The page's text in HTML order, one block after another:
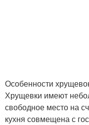
Особенности
Хрущевки имеют
свободное место на
кухня совмещена с